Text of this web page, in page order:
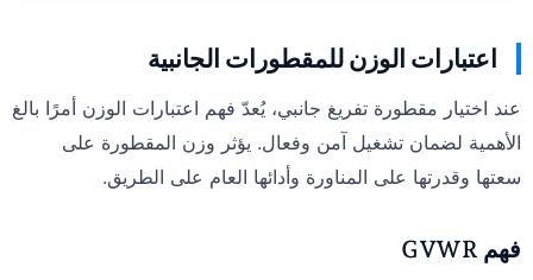
اعتبارات الوزن للمقطورات الجانبية
عند اختيار مقطورة تفريغ جانبي، يُعدّ فهم اعتبارات الوزن أمرًا بالغ
الأهمية لضمان تشغيل آمن وفعال. يؤثر وزن المقطورة على
سعتها وقدرتها على المناورة وأدائها العام على الطريق.
فهم GVWR